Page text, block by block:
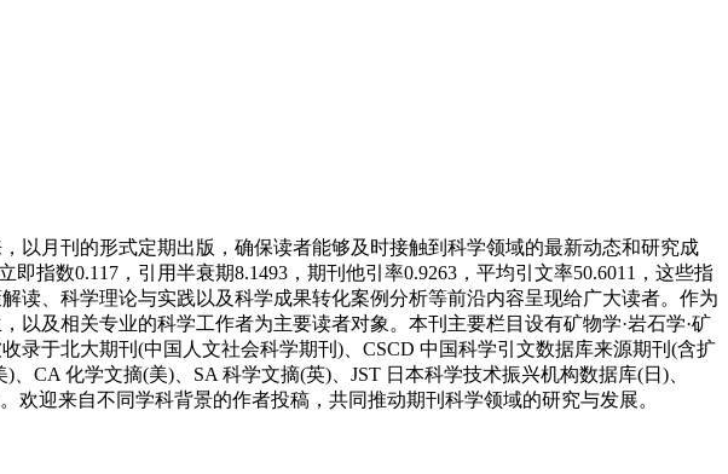
以月刊的形式定期出版，确保读者能够及时接触到科学领域的最新动态和研究成
指数0.117，引用半衰期8.1493，期刊他引率0.9263，平均引文率50.6011，这些指
读、科学理论与实践以及科学成果转化案例分析等前沿内容呈现给广大读者。作为
及相关专业的科学工作者为主要读者对象。本刊主要栏目设有矿物学·岩石学·矿
于北大期刊(中国人文社会科学期刊)、CSCD 中国科学引文数据库来源期刊(含扩
CA 化学文摘(美)、SA 科学文摘(英)、JST 日本科学技术振兴机构数据库(日)、
迎来自不同学科背景的作者投稿，共同推动期刊科学领域的研究与发展。